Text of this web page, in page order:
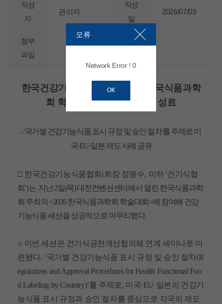
작성
자
관리자
작성
일
2026/07/03
첨부
파일
한국건강기능식품협회, <2026 한국식품과학
회 학술대회> '건기식 세션' 성료
​- '국가별 건강기능식품 표시 규정 및 승인 절차'를 주제로 미
국·EU·일본 제도 사례 공유
□ 한국건강기능식품협회 (회장 정명수, 이하 '건기식협
회')는 지난2일 (목)대전컨벤션센터에서 열린 한국식품과학
회 주최의 <2026한국식품과학회 학술대회 >에 참여해 건강
기능식품 세션을 성공적으로 마무리했다.
○ 이번 세션은 건기식공전개선협의체 연계 세미나로 마
련됐다. ‘국가별 건강기능식품 표시 규정 및 승인 절차(R
egulations and Approval Procedures for Health Functional Foo
d Labeling by Country)’를 주제로, 미국·EU·일본의 건강기
능식품 표시 규정과 승인 절차를 중심으로 각국의 제도
오류
Network Error ! 0
OK